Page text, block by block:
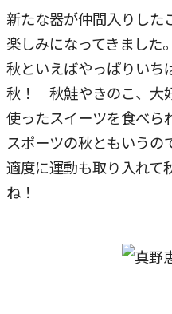
新たな器が仲間入りした
楽しみになってきました。
秋といえばやっぱりいち
秋！ 秋鮭やきのこ、大
使ったスイーツを食べら
スポーツの秋ともいうの
適度に運動も取り入れて
ね！